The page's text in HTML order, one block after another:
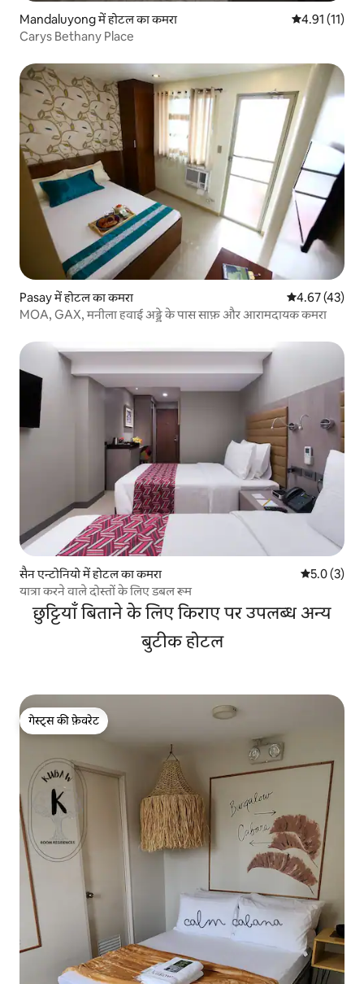
Mandaluyong में होटल का कमरा औसत रेटिंग 5 में
4.91 (11)
Carys Bethany Place
Pasay में होटल का कमरा औसत रेटिंग 5 में
4.67 (43)
MOA, GAX, मनीला हवाई अड्डे के पास साफ़ और आरामदायक कमरा
सैन एन्टोनियो में होटल का कमरा औसत रेटिंग 5
5.0 (3)
यात्रा करने वाले दोस्तों के लिए डबल रूम
छुट्टियाँ बिताने के लिए किराए पर उपलब्ध अन्य
बुटीक होटल
गेस्ट्स की फ़ेवरेट
गेस्ट्स की फ़ेवरेट